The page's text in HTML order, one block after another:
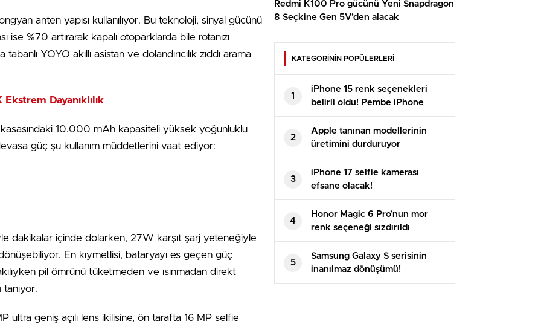
anten yapısı kullanılıyor. Bu teknoloji, sinyal gücünü
ise %70 artırarak kapalı otoparklarda bile rotanızı
YOYO akıllı asistan ve dolandırıcılık zıddı arama
Dayanıklılık
kasasındaki 10.000 mAh kapasiteli yüksek yoğunluklu
güç şu kullanım müddetlerini vaat ediyor:
dakikalar içinde dolarken, 27W karşıt şarj yeteneğiyle
En kıymetlisi, bataryayı es geçen güç
pil ömrünü tüketmeden ve ısınmadan direkt
ultra geniş açılı lens ikilisine, ön tarafta 16 MP selfie
Redmi K100 Pro gücünü Yeni Snapdragon
8 Seçkine Gen 5V’den alacak
KATEGORİNİN POPÜLERLERİ
1
iPhone 15 renk seçenekleri
belirli oldu! Pembe iPhone
geliyor!
2
Apple tanınan modellerinin
üretimini durduruyor
3
iPhone 17 selfie kamerası
efsane olacak!
4
Honor Magic 6 Pro’nun mor
renk seçeneği sızdırıldı
5
Samsung Galaxy S serisinin
inanılmaz dönüşümü!